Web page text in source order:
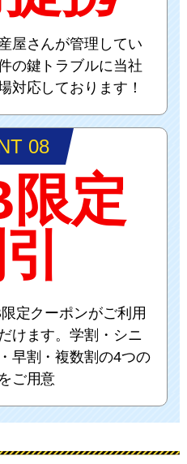
屋さんが管理してい
の鍵トラブルに当社
対応しております！
08
定
定クーポンがご利用
けます。学割・シニ
早割・複数割の4つの
ご用意